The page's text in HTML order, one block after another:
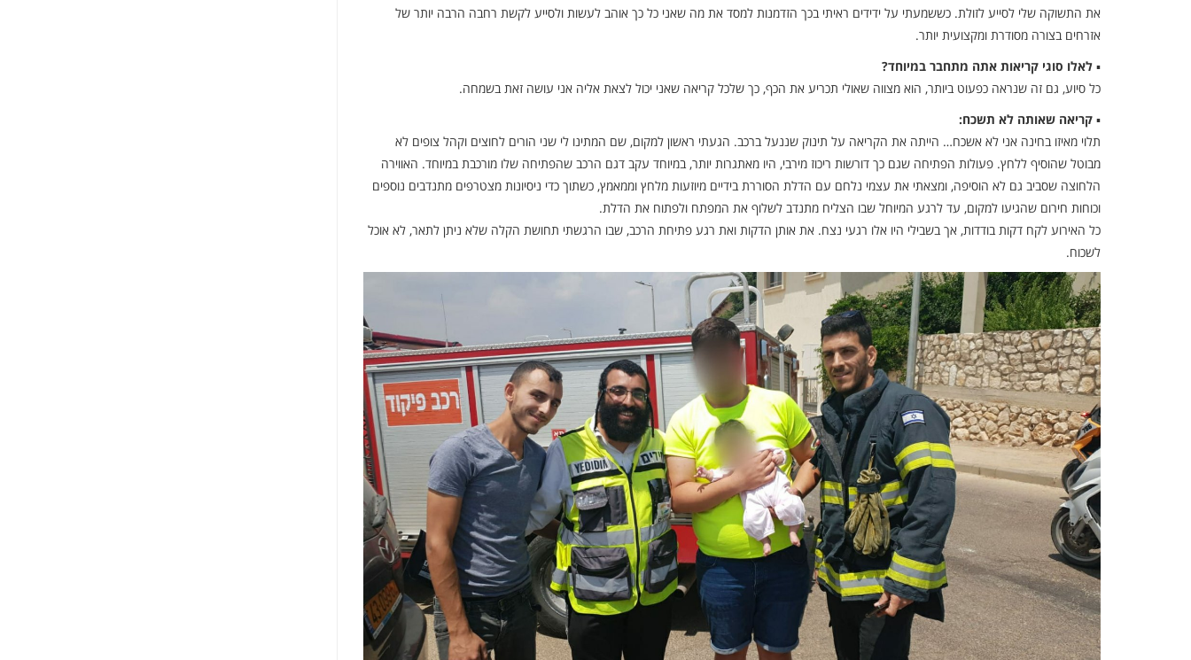
את התשוקה שלי לסייע לזולת. כששמעתי על ידידים ראיתי בכך הזדמנות למסד את מה שאני כל כך אוהב לעשות ולסייע לקשת רחבה הרבה יותר של
אזרחים בצורה מסודרת ומקצועית יותר.
▪ לאלו סוגי קריאות אתה מתחבר במיוחד?
כל סיוע, גם זה שנראה כפעוט ביותר, הוא מצווה שאולי תכריע את הכף, כך שלכל קריאה שאני יכול לצאת אליה אני עושה זאת בשמחה.
▪ קריאה שאותה לא תשכח:
תלוי מאיזו בחינה אני לא אשכח… הייתה את הקריאה על תינוק שננעל ברכב. הגעתי ראשון למקום, שם המתינו לי שני הורים לחוצים וקהל צופים לא
מבוטל שהוסיף ללחץ. פעולות הפתיחה שגם כך דורשות ריכוז מירבי, היו מאתגרות יותר, במיוחד עקב דגם הרכב שהפתיחה שלו מורכבת במיוחד. האווירה
הלחוצה שסביב גם לא הוסיפה, ומצאתי את עצמי נלחם עם הדלת הסוררת בידיים מיוזעות מלחץ וממאמץ, כשתוך כדי ניסיונות מצטרפים מתנדבים נוספים
וכוחות חירום שהגיעו למקום, עד לרגע המיוחל שבו הצליח מתנדב לשלוף את המפתח ולפתוח את הדלת.
כל האירוע לקח דקות בודדות, אך בשבילי היו אלו רגעי נצח. את אותן הדקות ואת רגע פתיחת הרכב, שבו הרגשתי תחושת הקלה שלא ניתן לתאר, לא אוכל
לשכוח.